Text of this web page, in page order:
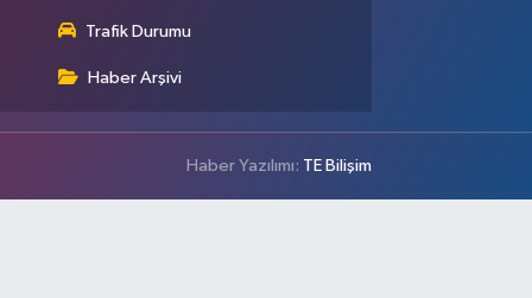
Trafik Durumu
Haber Arşivi
Haber Yazılımı: TE Bilişim